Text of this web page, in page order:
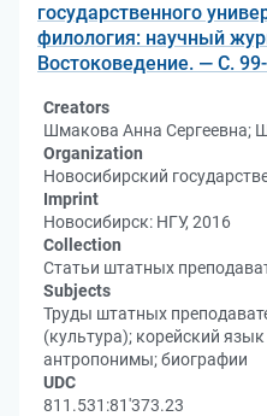
государственного
филология: научный
Востоковедение. — С.
Creators
Шмакова Анна Сергеевна;
Organization
Новосибирский
Imprint
Новосибирск: НГУ, 2016
Collection
Статьи штатных
Subjects
Труды штатных
(культура); корейский
антропонимы; биографии
UDC
811.531:81'373.23